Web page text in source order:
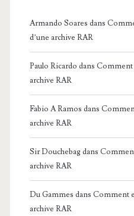
Armando Soares dans
d’une archive RAR
Paulo Ricardo dans Comment
archive RAR
Fabio A Ramos dans
archive RAR
Sir Douchebagdans
archive RAR
Du Gammes dans Comment
archive RAR